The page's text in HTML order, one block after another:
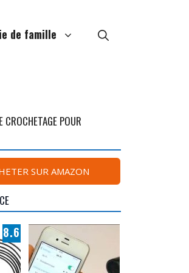
de famille
CROCHETAGE POUR
SUR AMAZON
8.6